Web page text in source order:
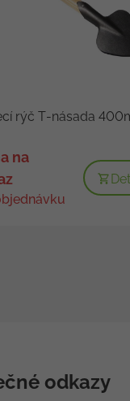
rýč T-násada
na
odkazy